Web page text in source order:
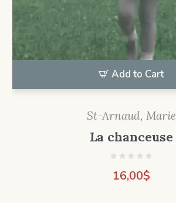
Add to Cart
St-Arnaud, Marie
La chanceuse
16,00$